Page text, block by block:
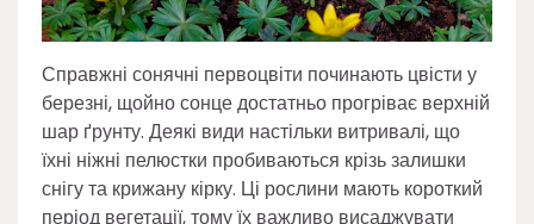
Справжні сонячні первоцвіти починають цвісти у
березні, щойно сонце достатньо прогріває верхній
шар ґрунту. Деякі види настільки витривалі, що
їхні ніжні пелюстки пробиваються крізь залишки
снігу та крижану кірку. Ці рослини мають короткий
період вегетації, тому їх важливо висаджувати